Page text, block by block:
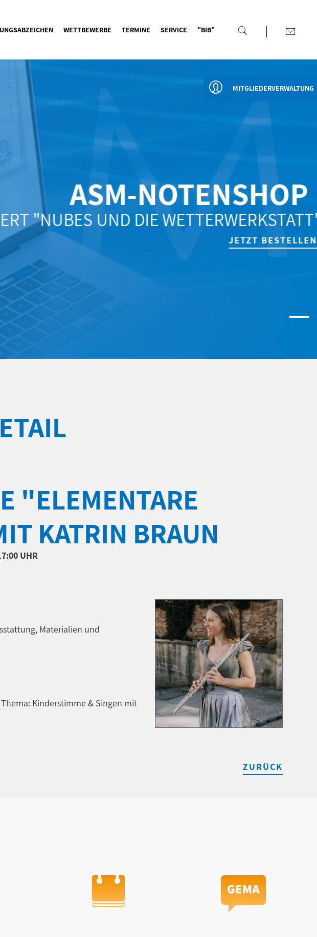
WETTBEWERBE TERMINE SERVICE "BIB"
ASM-NOTENSHOP
"NUBES UND DIE WETTERWERKSTATT"
JETZT BESTELLEN!
MITGLIEDERVERWALTUNG
"ELEMENTARE
KATRIN BRAUN
UHR
Materialien und
Kinderstimme & Singen mit
ZURÜCK